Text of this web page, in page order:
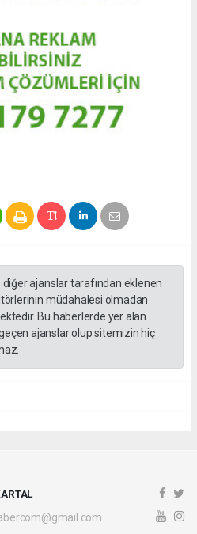
diğer ajanslar tarafından eklenen
müdahalesi olmadan
Bu haberlerde yer alan
ajanslar olup sitemizin hiç